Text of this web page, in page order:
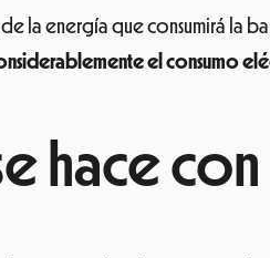
la energía que consumirá la
el consumo
hace con